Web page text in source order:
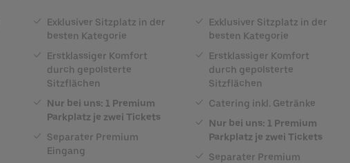
Exklusiver Sitzplatz in der
besten Kategorie
Erstklassiger Komfort
durch gepolsterte
Sitzflächen
Nur bei uns: 1 Premium
Parkplatz je zwei Tickets
Separater Premium
Eingang
Exklusiver Sitzplatz in der
besten Kategorie
Erstklassiger Komfort
durch gepolsterte
Sitzflächen
Catering inkl. Getränke
Nur bei uns: 1 Premium
Parkplatz je zwei Tickets
Separater Premium